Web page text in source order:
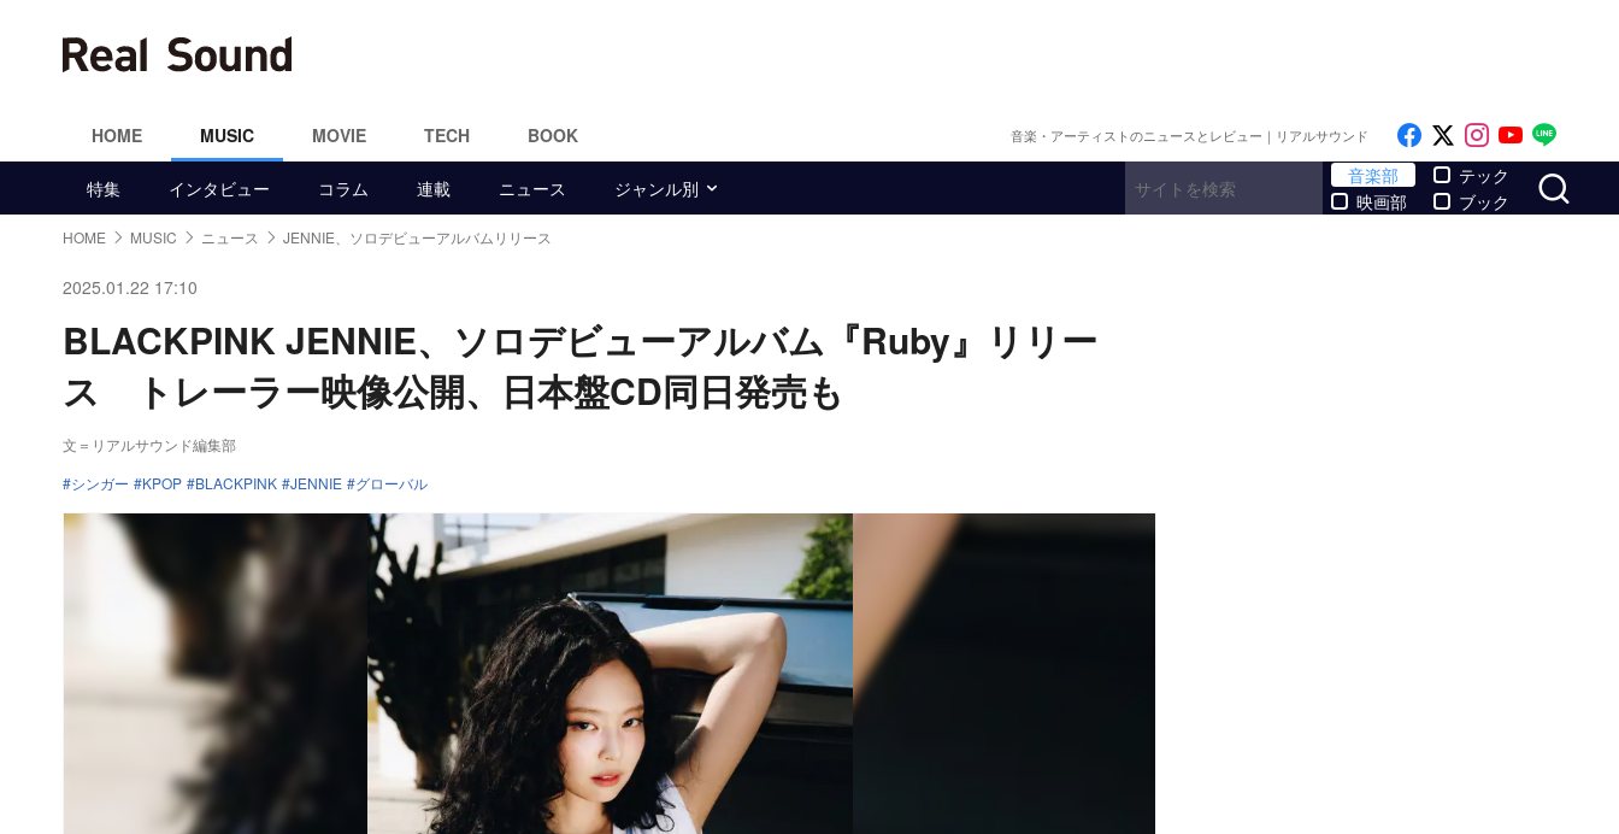
HOME MUSIC MOVIE TECH BOOK 音楽・アーティストのニュースとレビュー｜リアルサウンド Like on Facebook
Follow on x
Follow on
Follow
特集 インタビュー コラム 連載 ニュース ジャンル別
音楽部
映画部
テック
ブック
HOME MUSIC ニュース JENNIE、ソロデビューアルバムリリース
2025.01.22 17:10
BLACKPINK JENNIE、ソロデビューアルバム『Ruby』リリー
ス トレーラー映像公開、日本盤CD同日発売も
文＝リアルサウンド編集部
シンガー
KPOP BLACKPINK JENNIE グローバル